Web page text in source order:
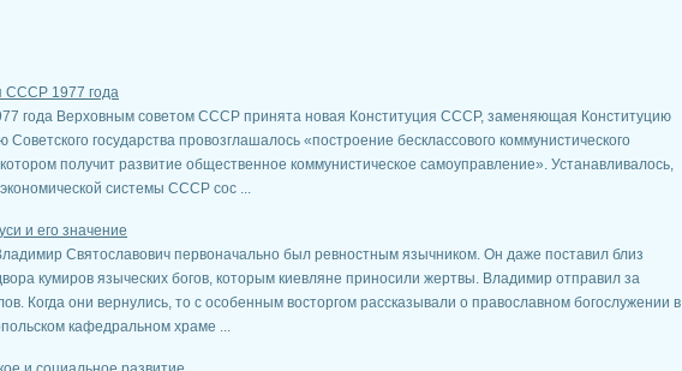
СССР 1977 года
года Верховным советом СССР принята новая Конституция СССР, заменяющая Конституцию
Советского государства провозглашалось «построение бесклассового коммунистического
получит развитие общественное коммунистическое самоуправление». Устанавливалось,
системы СССР сос ...
и его значение
Святославович первоначально был ревностным язычником. Он даже поставил близ
кумиров языческих богов, которым киевляне приносили жертвы. Владимир отправил за
Когда они вернулись, то с особенным восторгом рассказывали о православном богослужении в
кафедральном храме ...